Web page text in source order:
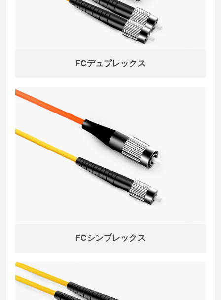
FCデュプレックス
FCシンプレックス